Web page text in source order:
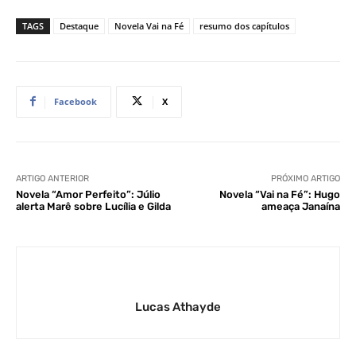
TAGS Destaque Novela Vai na Fé resumo dos capítulos
Facebook X
ARTIGO ANTERIOR
Novela “Amor Perfeito”: Júlio
alerta Marê sobre Lucília e Gilda
PRÓXIMO ARTIGO
Novela “Vai na Fé”: Hugo
ameaça Janaína
Lucas Athayde